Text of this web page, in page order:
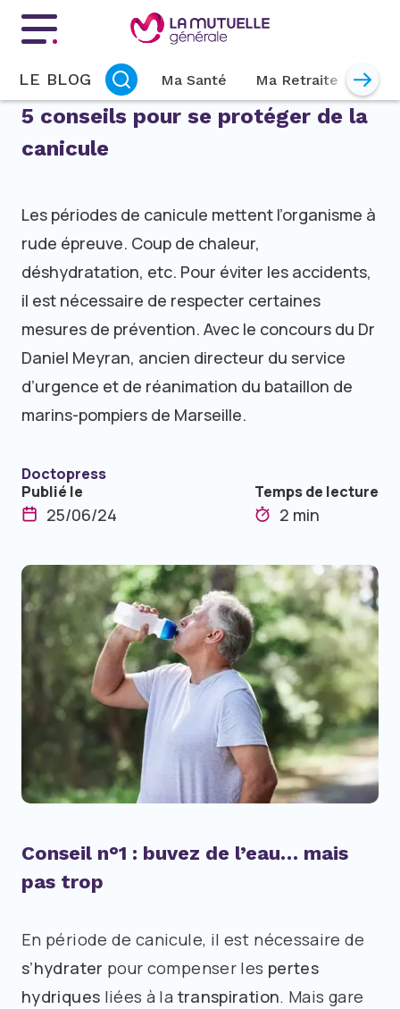
Menu principal
LE BLOG Ma Santé Ma Retraite
5 conseils pour se protéger de la
canicule
Les périodes de canicule mettent l’organisme à
rude épreuve. Coup de chaleur,
déshydratation, etc. Pour éviter les accidents,
il est nécessaire de respecter certaines
mesures de prévention. Avec le concours du Dr
Daniel Meyran, ancien directeur du service
d’urgence et de réanimation du bataillon de
marins-pompiers de Marseille.
Doctopress
Publié le
25/06/24
Temps de lecture
2 min
Conseil n°1 : buvez de l’eau… mais
pas trop
En période de canicule, il est nécessaire de
s’hydrater pour compenser les pertes
hydriques liées à la transpiration. Mais gare